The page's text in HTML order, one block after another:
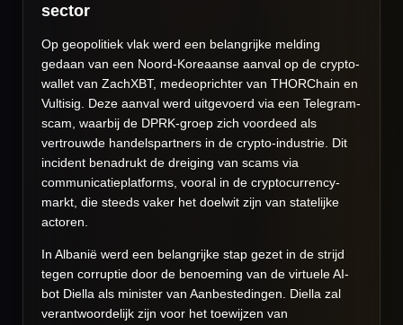
sector
Op geopolitiek vlak werd een belangrijke melding
gedaan van een Noord-Koreaanse aanval op de crypto-
wallet van ZachXBT, medeoprichter van THORChain en
Vultisig. Deze aanval werd uitgevoerd via een Telegram-
scam, waarbij de DPRK-groep zich voordeed als
vertrouwde handelspartners in de crypto-industrie. Dit
incident benadrukt de dreiging van scams via
communicatieplatforms, vooral in de cryptocurrency-
markt, die steeds vaker het doelwit zijn van statelijke
actoren.
In Albanië werd een belangrijke stap gezet in de strijd
tegen corruptie door de benoeming van de virtuele AI-
bot Diella als minister van Aanbestedingen. Diella zal
verantwoordelijk zijn voor het toewijzen van